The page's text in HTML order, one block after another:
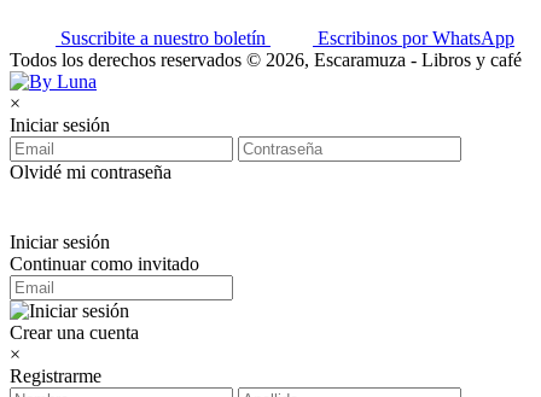
Suscribite a nuestro boletín
Escribinos por WhatsApp
Todos los derechos reservados © 2026, Escaramuza - Libros y café
×
Iniciar sesión
Olvidé mi contraseña
Iniciar sesión
Continuar como invitado
Crear una cuenta
×
Registrarme